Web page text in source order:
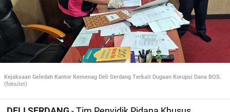
Kejaksaan Geledah Kantor Kemenag Deli Serdang Terkait Dugaan Korupsi Dana BOS.
(foto/ist)